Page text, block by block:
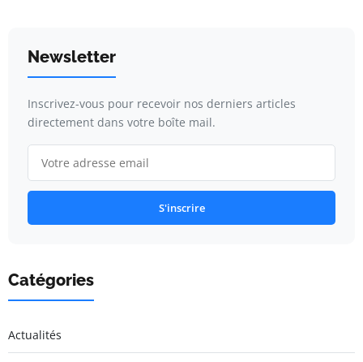
Newsletter
Inscrivez-vous pour recevoir nos derniers articles
directement dans votre boîte mail.
S'inscrire
Catégories
Actualités